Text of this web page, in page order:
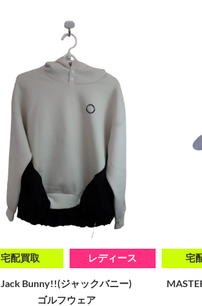
宅配買取 レディース
Jack Bunny!!(ジャックバニー)
ゴルフウェア
宅